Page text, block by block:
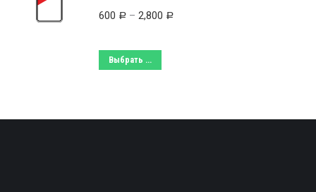
600 Р – 2,800 Р
Выбрать ...